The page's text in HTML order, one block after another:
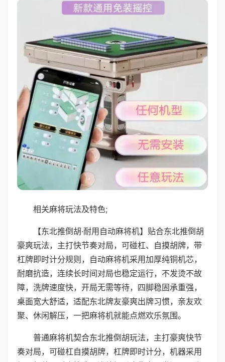
相关麻将玩法及特色;
【东北推倒胡·耐用自动麻将机】贴合东北推倒胡
豪爽玩法，主打快节奏对局，可碰杠、自摸胡牌，带
杠牌即时计分规则，自动麻将机采用加厚纯铜机芯，
耐磨抗造，连续长时间对局也稳定运行，不发烫不故
障，洗牌速度快，开局无需等待，四脚稳固承重强，
桌面宽大舒适，适配东北牌友豪爽出牌习惯，亲友欢
聚、休闲解压，一把麻将机就能点燃欢乐氛围。
普通麻将机契合东北推倒胡玩法，主打豪爽快节
奏对局，可碰杠自摸胡牌，杠牌即时计分，机器采用